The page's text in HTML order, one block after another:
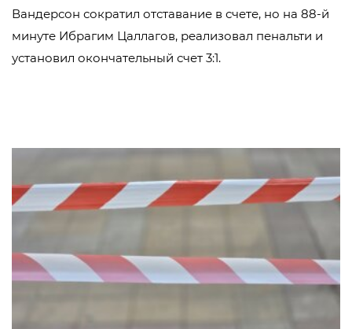
Вандерсон сократил отставание в счете, но на 88-й
минуте Ибрагим Цаллагов, реализовал пенальти и
установил окончательный счет 3:1.